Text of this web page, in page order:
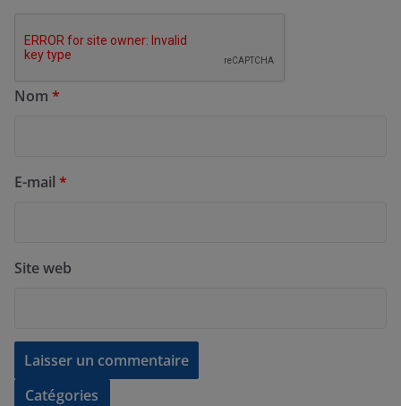
Nom *
E-mail *
Site web
Catégories